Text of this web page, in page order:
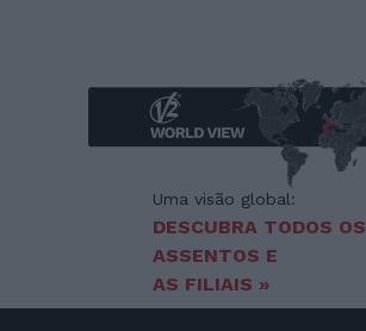
Uma visão global:
DESCUBRA TODOS OS
ASSENTOS E
AS FILIAIS »